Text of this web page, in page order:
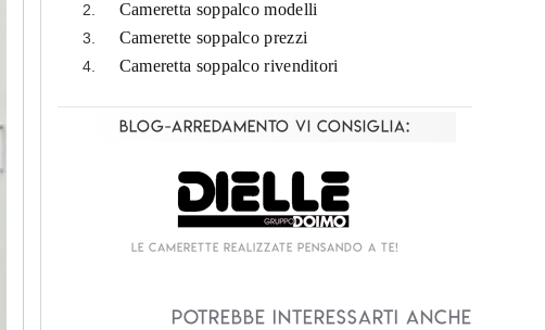
Cameretta soppalco modelli
Camerette soppalco prezzi
Cameretta soppalco rivenditori
Blog-Arredamento vi consiglia:
Potrebbe interessarti anche